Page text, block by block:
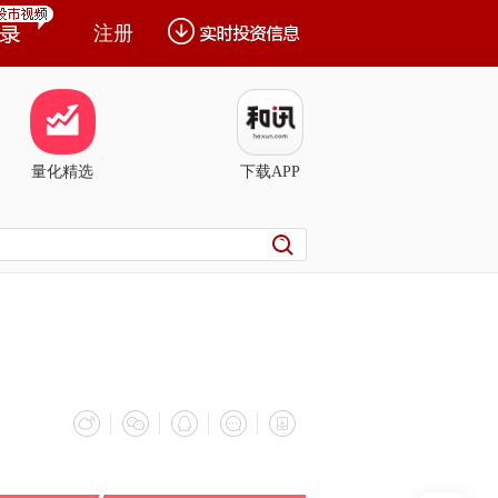
注册
量化精选 下载APP